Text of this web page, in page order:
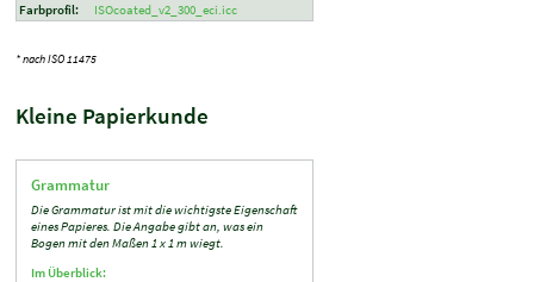
Farbprofil: ISOcoated_v2_300_eci.icc
* nach ISO 11475
Kleine Papierkunde
Grammatur
Die Grammatur ist mit die wichtigste Eigenschaft
eines Papieres. Die Angabe gibt an, was ein
Bogen mit den Maßen 1 x 1 m wiegt.
Im Überblick: